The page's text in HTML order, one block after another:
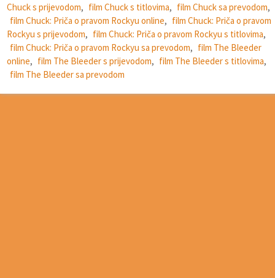
Chuck s prijevodom, film Chuck s titlovima, film Chuck sa prevodom,
film Chuck: Priča o pravom Rockyu online, film Chuck: Priča o pravom
Rockyu s prijevodom, film Chuck: Priča o pravom Rockyu s titlovima,
film Chuck: Priča o pravom Rockyu sa prevodom, film The Bleeder
online, film The Bleeder s prijevodom, film The Bleeder s titlovima,
film The Bleeder sa prevodom